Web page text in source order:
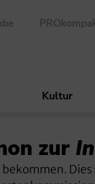
Kultur
zur